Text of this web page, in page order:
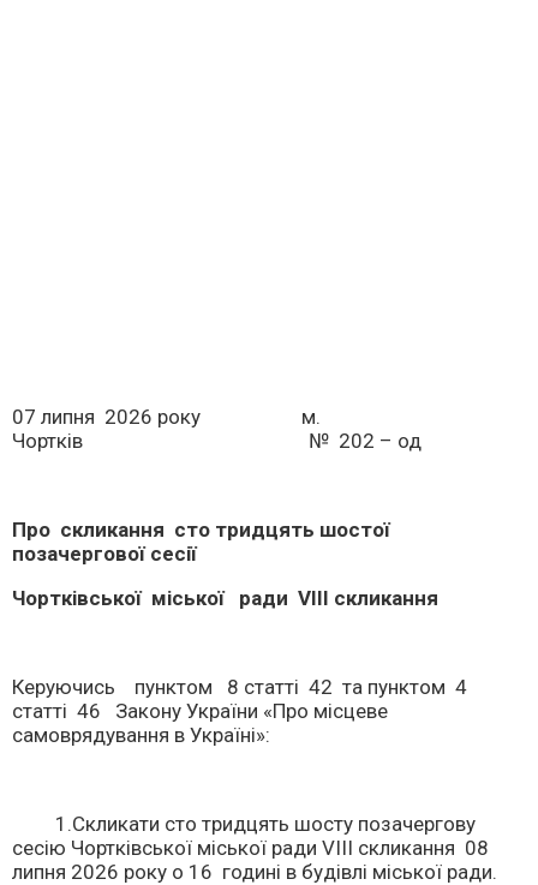
07 липня 2026 року м.
Чортків № 202 – од
Про скликання сто тридцять шостої
позачергової сесії
Чортківської міської ради VІІІ скликання
Керуючись пунктом 8 статті 42 та пунктом 4
статті 46 Закону України «Про місцеве
самоврядування в Україні»:
1.Скликати сто тридцять шосту позачергову
сесію Чортківської міської ради VІІІ скликання 08
липня 2026 року о 16 годині в будівлі міської ради.